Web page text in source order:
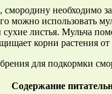
необходимо
можно использовать
листья. Мульча
корни растения
для подкормки
Содержание